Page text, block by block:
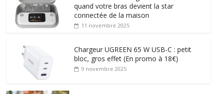
quand votre bras devient la star
connectée de la maison
11 novembre 2025
Chargeur UGREEN 65 W USB-C : petit
bloc, gros effet (En promo à 18€)
9 novembre 2025